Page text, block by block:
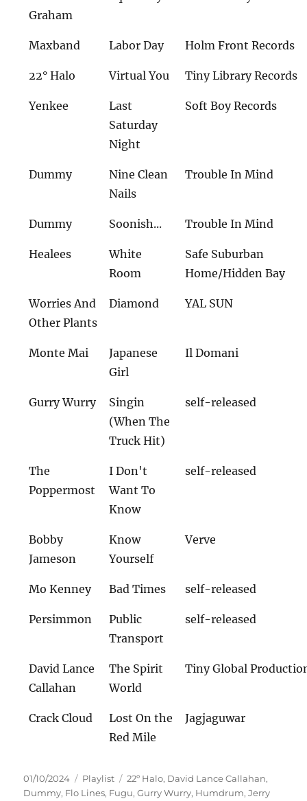
Graham
Maxband Labor Day Holm Front Records
22° Halo Virtual You Tiny Library Records
Yenkee
Last
Saturday
Night
Soft Boy Records
Dummy
Nine Clean
Nails
Trouble In Mind
Dummy Soonish... Trouble In Mind
Healees
White
Room
Safe Suburban
Home/Hidden Bay
Worries And
Other Plants
Diamond YAL SUN
Monte Mai
Japanese
Girl
Il Domani
Gurry Wurry
Singin
(When The
Truck Hit)
self-released
The
Poppermost
I Don't
Want To
Know
self-released
Bobby
Jameson
Know
Yourself
Verve
Mo Kenney Bad Times self-released
Persimmon
Public
Transport
self-released
David Lance
Callahan
The Spirit
World
Tiny Global
Crack Cloud
Lost On the
Red Mile
Jagjaguwar
Veröffentlicht
am
01/10/2024 Kategorien
Playlist Schlagwörter
22º Halo, David Lance Callahan,
Dummy, Flo Lines, Fugu,Gurry Wurry, Humdrum,Jerry